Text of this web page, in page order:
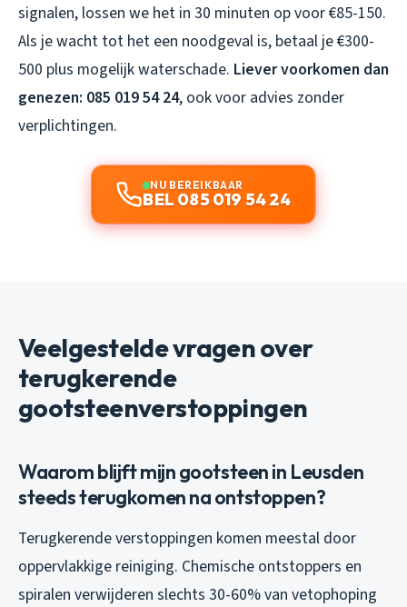
signalen, lossen we het in 30 minuten op voor €85-150.
Als je wacht tot het een noodgeval is, betaal je €300-
500 plus mogelijk waterschade. Liever voorkomen dan
genezen: 085 019 54 24, ook voor advies zonder
verplichtingen.
NU BEREIKBAAR
BEL 085 019 54 24
Veelgestelde vragen over
terugkerende
gootsteenverstoppingen
Waarom blijft mijn gootsteen in Leusden
steeds terugkomen na ontstoppen?
Terugkerende verstoppingen komen meestal door
oppervlakkige reiniging. Chemische ontstoppers en
spiralen verwijderen slechts 30-60% van vetophoping